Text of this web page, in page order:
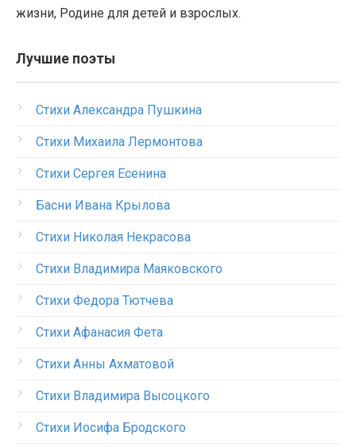
жизни, Родине для детей и взрослых.
Лучшие поэты
Стихи Александра Пушкина
Стихи Михаила Лермонтова
Стихи Сергея Есенина
Басни Ивана Крылова
Стихи Николая Некрасова
Стихи Владимира Маяковского
Стихи Федора Тютчева
Стихи Афанасия Фета
Стихи Анны Ахматовой
Стихи Владимира Высоцкого
Стихи Иосифа Бродского